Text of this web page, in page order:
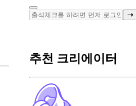
추천 크리에이터